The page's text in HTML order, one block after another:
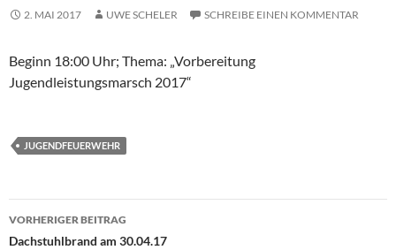
2. MAI 2017 UWE SCHELER SCHREIBE EINEN KOMMENTAR
Beginn 18:00 Uhr; Thema: „Vorbereitung
Jugendleistungsmarsch 2017“
JUGENDFEUERWEHR
Beitragsnavigation
VORHERIGER BEITRAG
Dachstuhlbrand am 30.04.17